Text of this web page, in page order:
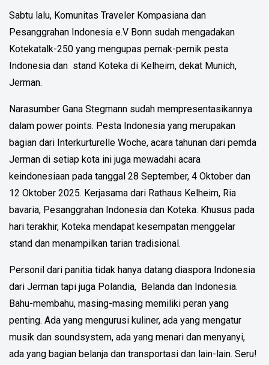
Sabtu lalu, Komunitas Traveler Kompasiana dan
Pesanggrahan Indonesia e.V Bonn sudah mengadakan
Kotekatalk-250 yang mengupas pernak-pernik pesta
Indonesia dan stand Koteka di Kelheim, dekat Munich,
Jerman.
Narasumber Gana Stegmann sudah mempresentasikannya
dalam power points. Pesta Indonesia yang merupakan
bagian dari Interkurturelle Woche, acara tahunan dari pemda
Jerman di setiap kota ini juga mewadahi acara
keindonesiaan pada tanggal 28 September, 4 Oktober dan
12 Oktober 2025. Kerjasama dari Rathaus Kelheim, Ria
bavaria, Pesanggrahan Indonesia dan Koteka. Khusus pada
hari terakhir, Koteka mendapat kesempatan menggelar
stand dan menampilkan tarian tradisional.
Personil dari panitia tidak hanya datang diaspora Indonesia
dari Jerman tapi juga Polandia, Belanda dan Indonesia.
Bahu-membahu, masing-masing memiliki peran yang
penting. Ada yang mengurusi kuliner, ada yang mengatur
musik dan soundsystem, ada yang menari dan menyanyi,
ada yang bagian belanja dan transportasi dan lain-lain. Seru!